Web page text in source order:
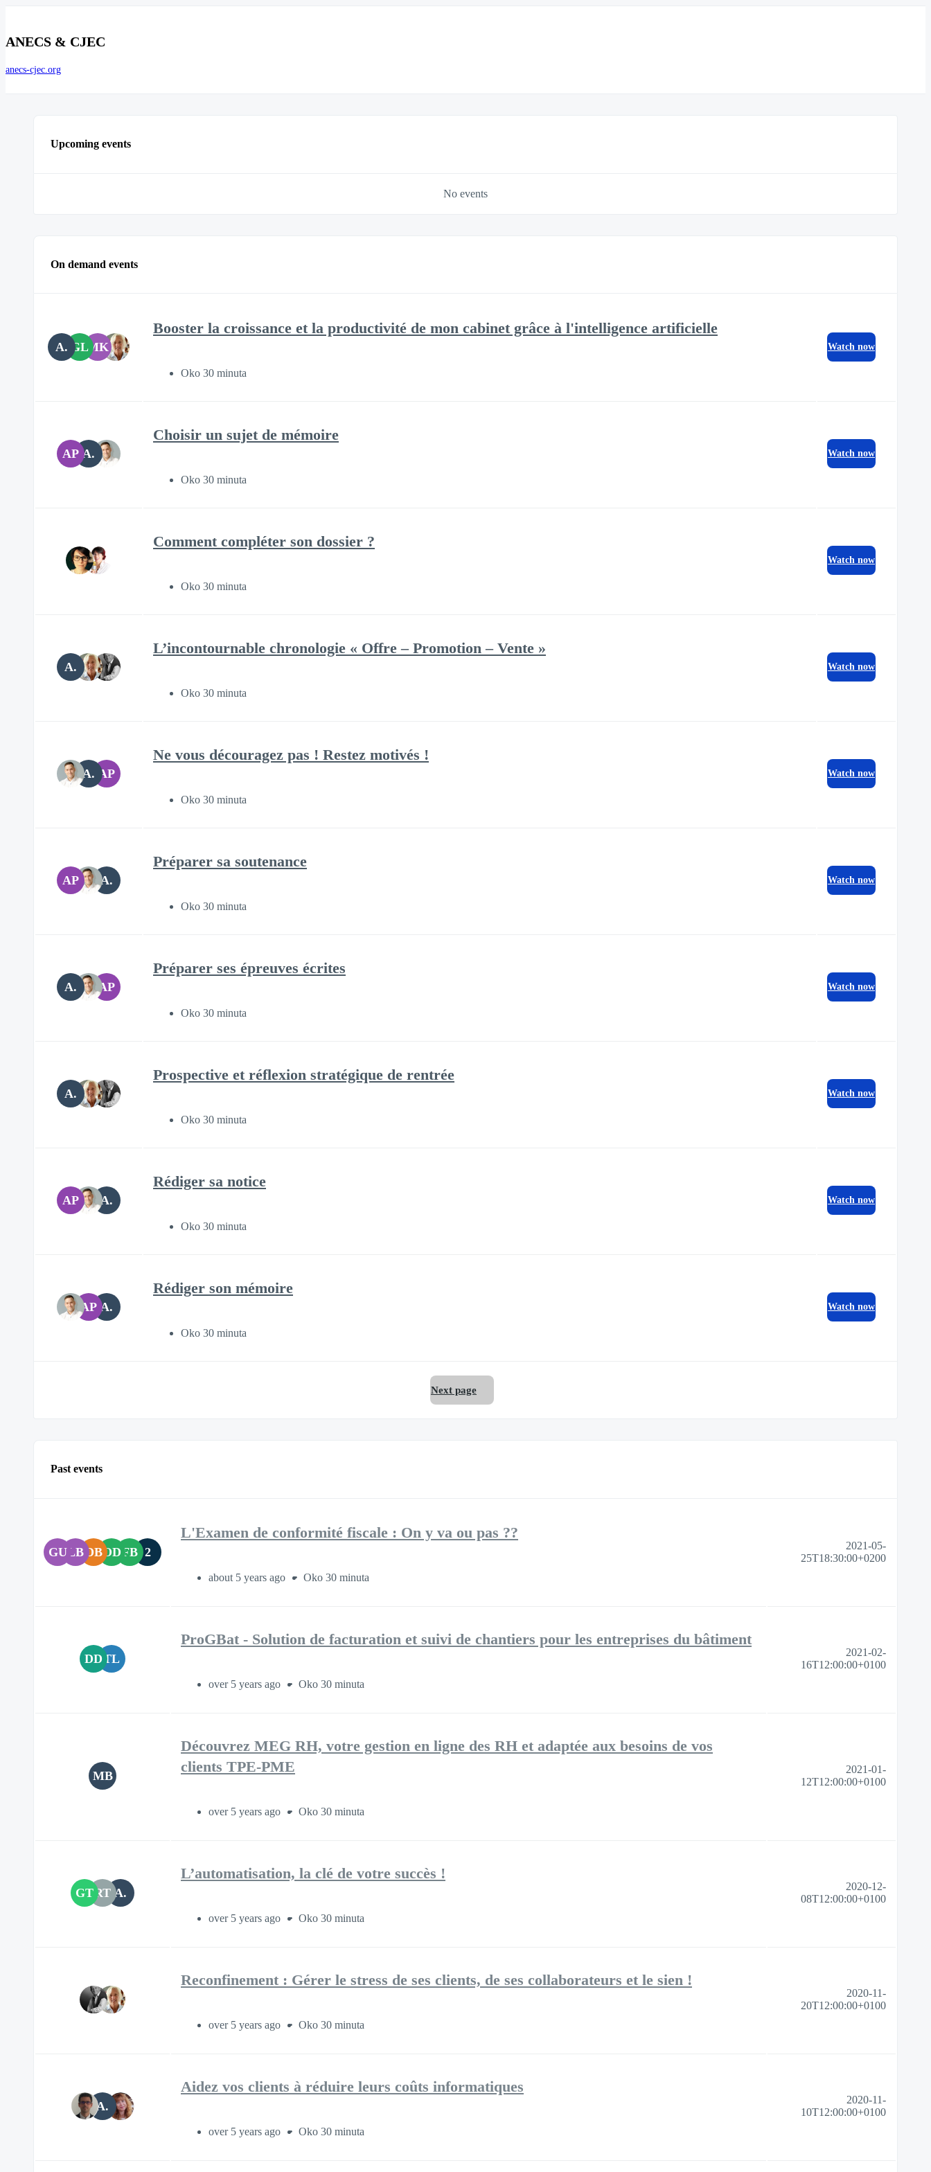
ANECS & CJEC
anecs-cjec.org
Upcoming events
No events
On demand events
A. GLMK
Booster la croissance et la productivité de mon cabinet grâce à l'intelligence artificielle
Oko 30 minuta
Watch now
AP A.
Choisir un sujet de mémoire
Oko 30 minuta
Watch now
Comment compléter son dossier ?
Oko 30 minuta
Watch now
A.
L’incontournable chronologie « Offre – Promotion – Vente »
Oko 30 minuta
Watch now
A. AP
Ne vous découragez pas ! Restez motivés !
Oko 30 minuta
Watch now
AP A.
Préparer sa soutenance
Oko 30 minuta
Watch now
A. AP
Préparer ses épreuves écrites
Oko 30 minuta
Watch now
A.
Prospective et réflexion stratégique de rentrée
Oko 30 minuta
Watch now
AP A.
Rédiger sa notice
Oko 30 minuta
Watch now
AP A.
Rédiger son mémoire
Oko 30 minuta
Watch now
Next page
Past events
GU LB DBOD FB 2
L'Examen de conformité fiscale : On y va ou pas ??
about 5 years ago Oko 30 minuta
2021-05-
25T18:30:00+0200
DD TL
ProGBat - Solution de facturation et suivi de chantiers pour les entreprises du bâtiment
over 5 years ago Oko 30 minuta
2021-02-
16T12:00:00+0100
MB
Découvrez MEG RH, votre gestion en ligne des RH et adaptée aux besoins de vos
clients TPE-PME
over 5 years ago Oko 30 minuta
2021-01-
12T12:00:00+0100
GT RT A.
L’automatisation, la clé de votre succès !
over 5 years ago Oko 30 minuta
2020-12-
08T12:00:00+0100
Reconfinement : Gérer le stress de ses clients, de ses collaborateurs et le sien !
over 5 years ago Oko 30 minuta
2020-11-
20T12:00:00+0100
A.
Aidez vos clients à réduire leurs coûts informatiques
over 5 years ago Oko 30 minuta
2020-11-
10T12:00:00+0100